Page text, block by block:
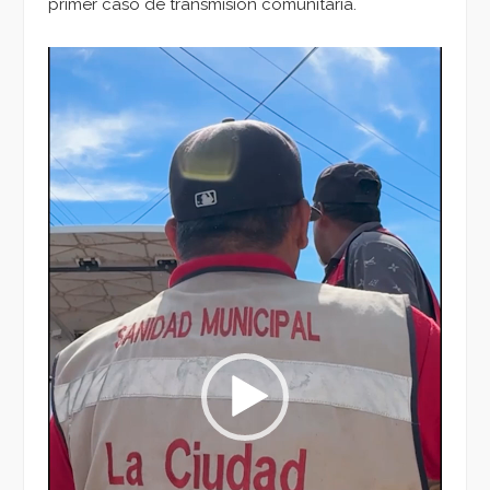
primer caso de transmisión comunitaria.
Reproductor
vídeo